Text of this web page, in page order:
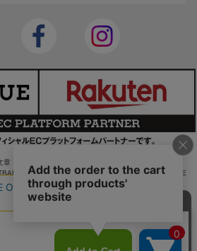
・画像等の無断での複製・転載を禁止します。
LEAGUE Rakuten Group, Inc. ALL RIGHTS RE
SERVED.